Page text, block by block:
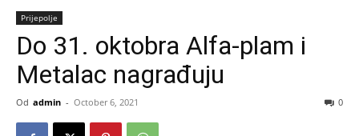
Prijepolje
Do 31. oktobra Alfa-plam i
Metalac nagrađuju
Od admin - October 6, 2021 0